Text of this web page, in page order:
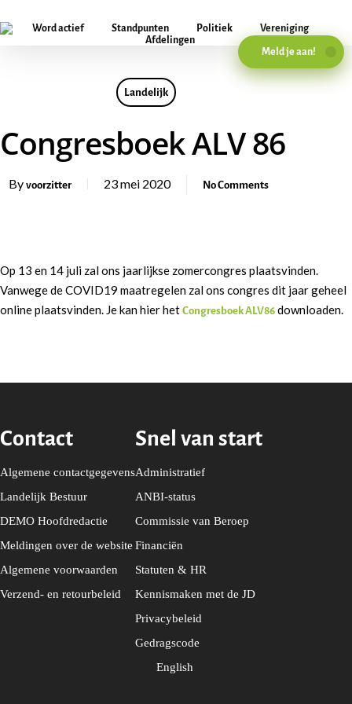
Word actief Standpunten Politiek
Vereniging
Afdelingen
Meld je aan!
Landelijk
Congresboek ALV 86
Byvoorzitter 23 mei 2020 No Comments
Op 13 en 14 juli zal ons jaarlijkse zomercongres plaatsvinden.
Vanwege de COVID19 maatregelen zal ons congres dit jaar geheel
online plaatsvinden. Je kan hier hetCongresboek ALV86downloaden.
Contact
Algemene contactgegevens
Landelijk Bestuur
DEMO Hoofdredactie
Meldingen over de website
Algemene voorwaarden
Verzend- en retourbeleid
Snel van start
Administratief
ANBI-status
Commissie van Beroep
Financiën
Statuten & HR
Kennismaken met de JD
Privacybeleid
Gedragscode
English